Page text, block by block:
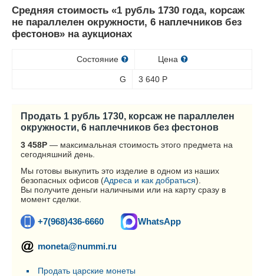
Средняя стоимость «1 рубль 1730 года, корсаж
не параллелен окружности, 6 наплечников без
фестонов» на аукционах
Состояние Цена
G 3 640 Р
Продать 1 рубль 1730, корсаж не параллелен
окружности, 6 наплечников без фестонов
3 458Р — максимальная стоимость этого предмета на
сегодняшний день.
Мы готовы выкупить это изделие в одном из наших
безопасных офисов (Адреса и как добраться).
Вы получите деньги наличными или на карту сразу в
момент сделки.
+7(968)436-6660 WhatsApp
moneta@nummi.ru
Продать царские монеты